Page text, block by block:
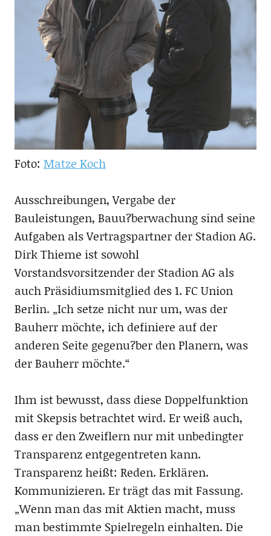
Foto: Matze Koch
Ausschreibungen, Vergabe der
Bauleistungen, Bauu?berwachung sind seine
Aufgaben als Vertragspartner der Stadion AG.
Dirk Thieme ist sowohl
Vorstandsvorsitzender der Stadion AG als
auch Präsidiumsmitglied des 1. FC Union
Berlin. „Ich setze nicht nur um, was der
Bauherr möchte, ich definiere auf der
anderen Seite gegenu?ber den Planern, was
der Bauherr möchte.“
Ihm ist bewusst, dass diese Doppelfunktion
mit Skepsis betrachtet wird. Er weiß auch,
dass er den Zweiflern nur mit unbedingter
Transparenz entgegentreten kann.
Transparenz heißt: Reden. Erklären.
Kommunizieren. Er trägt das mit Fassung.
„Wenn man das mit Aktien macht, muss
man bestimmte Spielregeln einhalten. Die